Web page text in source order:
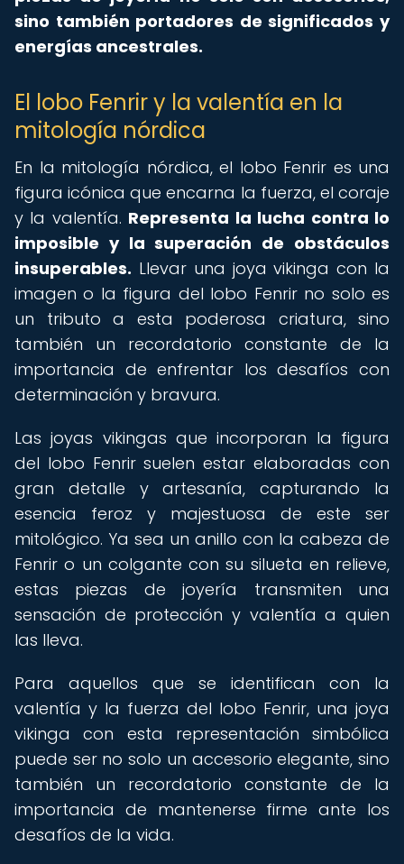
sino también portadores de significados y
energías ancestrales.
El lobo Fenrir y la valentía en la
mitología nórdica
En la mitología nórdica, el lobo Fenrir es una
figura icónica que encarna la fuerza, el coraje
y la valentía. Representa la lucha contra lo
imposible y la superación de obstáculos
insuperables. Llevar una joya vikinga con la
imagen o la figura del lobo Fenrir no solo es
un tributo a esta poderosa criatura, sino
también un recordatorio constante de la
importancia de enfrentar los desafíos con
determinación y bravura.
Las joyas vikingas que incorporan la figura
del lobo Fenrir suelen estar elaboradas con
gran detalle y artesanía, capturando la
esencia feroz y majestuosa de este ser
mitológico. Ya sea un anillo con la cabeza de
Fenrir o un colgante con su silueta en relieve,
estas piezas de joyería transmiten una
sensación de protección y valentía a quien
las lleva.
Para aquellos que se identifican con la
valentía y la fuerza del lobo Fenrir, una joya
vikinga con esta representación simbólica
puede ser no solo un accesorio elegante, sino
también un recordatorio constante de la
importancia de mantenerse firme ante los
desafíos de la vida.